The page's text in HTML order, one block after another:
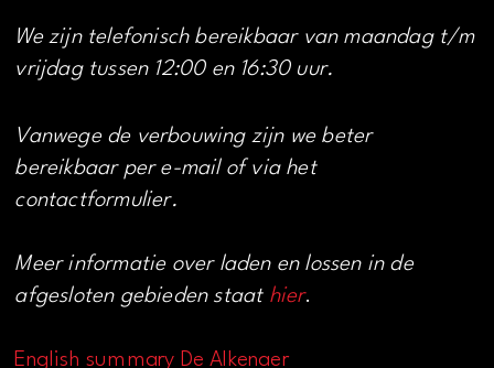
We zijn telefonisch bereikbaar van maandag t/m
vrijdag tussen 12:00 en 16:30 uur.
Vanwege de verbouwing zijn we beter
bereikbaar per e-mail of via het
contactformulier.
Meer informatie over laden en lossen in de
afgesloten gebieden staat hier.
English summary De Alkenaer